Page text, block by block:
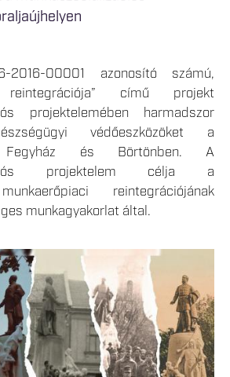
2016-00001 azonosító számú,
reintegrációja” című projekt
projektelemében harmadszor
védőeszközöket a
Fegyház és Börtönben. A
projektelem célja a
reintegrációjának
munkagyakorlat által.